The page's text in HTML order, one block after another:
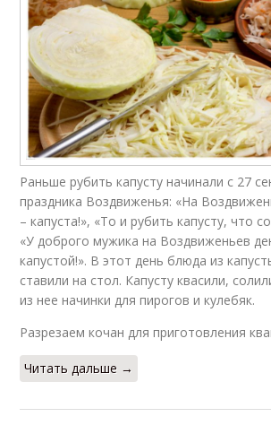
Раньше рубить капусту начинали с 27
праздника Воздвиженья: «На
– капуста!», «То и рубить капусту, что
«У доброго мужика на Воздвиженьев
капустой!». В этот день блюда из
ставили на стол. Капусту квасили,
из нее начинки для пирогов и кулебяк.
Разрезаем кочан для приготовления
Читать дальше →